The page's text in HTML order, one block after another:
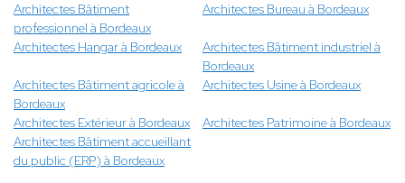
Architectes Bâtiment
professionnel à Bordeaux
Architectes Bureau à Bordeaux
Architectes Hangar à Bordeaux
Architectes Bâtiment industriel à
Bordeaux
Architectes Bâtiment agricole à
Bordeaux
Architectes Usine à Bordeaux
Architectes Extérieur à Bordeaux
Architectes Patrimoine à Bordeaux
Architectes Bâtiment accueillant
du public (ERP) à Bordeaux